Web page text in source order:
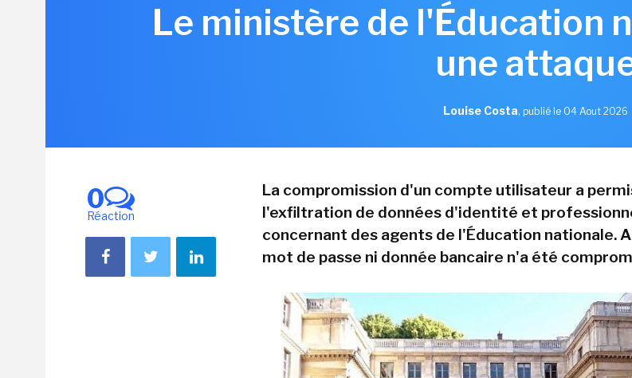
Le ministère de l'Éducation
une
Louise Costa, publié le 04 Aout 2026
0
Réaction
La compromission d'un compte utilisateur a
l'exfiltration de données d'identité et
concernant des agents de l'Éducation nationale.
mot de passe ni donnée bancaire n'a été